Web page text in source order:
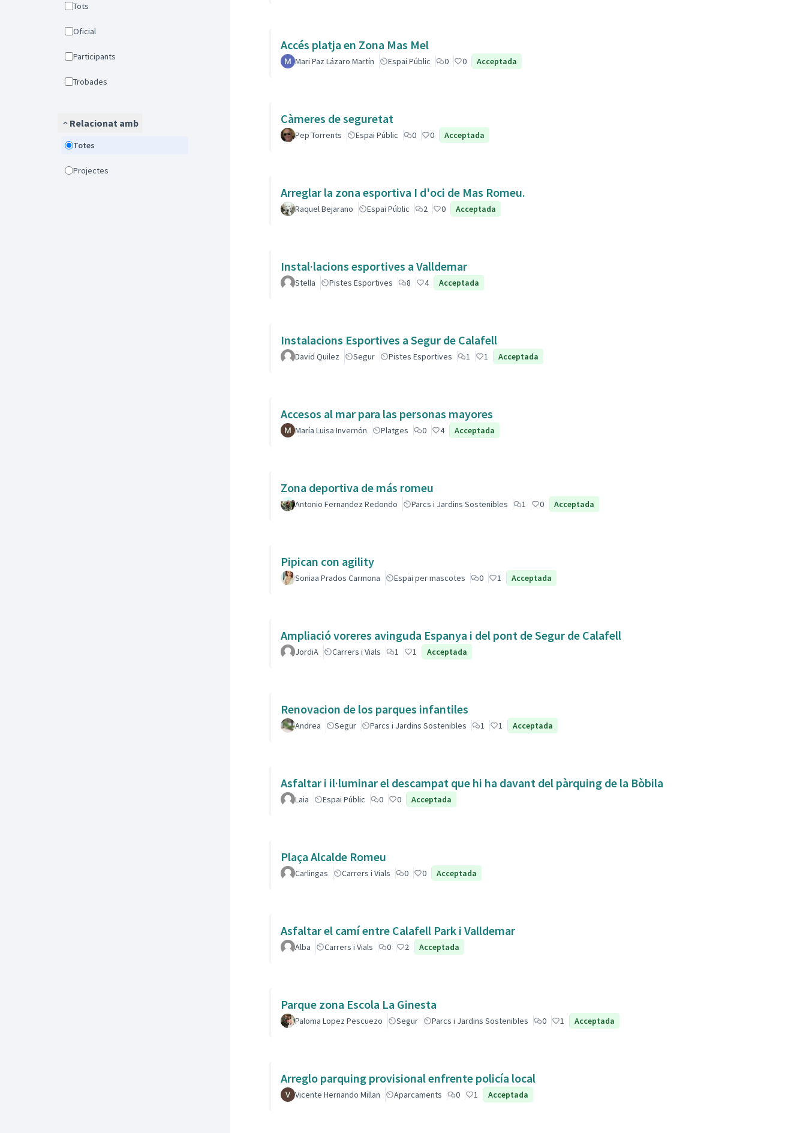
Tots
Oficial
Participants
Trobades
Relacionat amb
Totes
Projectes
Accés platja en Zona Mas Mel
Mari Paz Lázaro Martín Espai Públic 0 0 Acceptada
Càmeres de seguretat
Pep Torrents Espai Públic 0 0 Acceptada
Arreglar la zona esportiva I d'oci de Mas Romeu.
Raquel Bejarano Espai Públic 2 0 Acceptada
Instal·lacions esportives a Valldemar
Stella Pistes Esportives 8 4 Acceptada
Instalacions Esportives a Segur de Calafell
David Quilez Segur Pistes Esportives 1 1 Acceptada
Accesos al mar para las personas mayores
María Luisa Invernón Platges 0 4 Acceptada
Zona deportiva de más romeu
Antonio Fernandez Redondo Parcs i Jardins Sostenibles 1 0 Acceptada
Pipican con agility
Soniaa Prados Carmona Espai per mascotes 0 1 Acceptada
Ampliació voreres avinguda Espanya i del pont de Segur de Calafell
JordiA Carrers i Vials 1 1 Acceptada
Renovacion de los parques infantiles
Andrea Segur Parcs i Jardins Sostenibles 1 1 Acceptada
Asfaltar i il·luminar el descampat que hi ha davant del pàrquing de la Bòbila
Laia Espai Públic 0 0 Acceptada
Plaça Alcalde Romeu
Carlingas Carrers i Vials 0 0 Acceptada
Asfaltar el camí entre Calafell Park i Valldemar
Alba Carrers i Vials 0 2 Acceptada
Parque zona Escola La Ginesta
Paloma Lopez Pescuezo Segur Parcs i Jardins Sostenibles 0 1 Acceptada
Arreglo parquing provisional enfrente policía local
Vicente Hernando Millan Aparcaments 0 1 Acceptada